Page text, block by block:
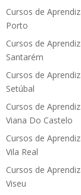
Cursos de
Porto
Cursos de
Santarém
Cursos de
Setúbal
Cursos de
Viana Do Castelo
Cursos de
Vila Real
Cursos de
Viseu